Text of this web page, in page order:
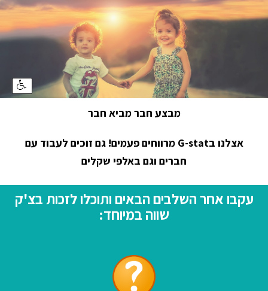
מבצע חבר מביא חבר
אצלנו בG-stat מרווחים פעמים! גם זוכים לעבוד עם
חברים וגם באלפי שקלים
עקבו אחר השלבים הבאים ותוכלו לזכות בצ'ק
שווה במיוחד: